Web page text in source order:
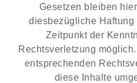
Gesetzen bleiben
diesbezügliche
Zeitpunkt der
Rechtsverletzung
entsprechenden
diese Inhalte